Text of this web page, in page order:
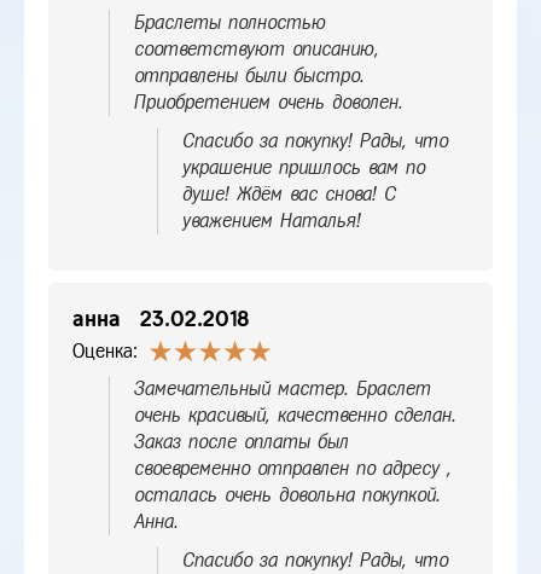
Браслеты полностью
соответствуют описанию,
отправлены были быстро.
Приобретением очень доволен.
Спасибо за покупку! Рады, что
украшение пришлось вам по
душе! Ждём вас снова! С
уважением Наталья!
анна 23.02.2018
Оценка:
Замечательный мастер. Браслет
очень красивый, качественно сделан.
Заказ после оплаты был
своевременно отправлен по адресу ,
осталась очень довольна покупкой.
Анна.
Спасибо за покупку! Рады, что